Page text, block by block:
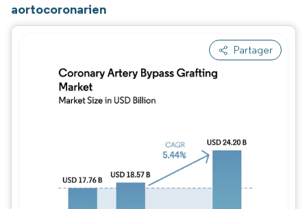
aortocoronarien
Partager